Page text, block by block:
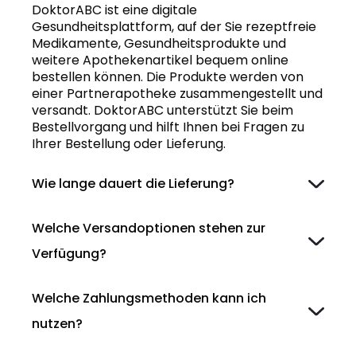
DoktorABC ist eine digitale
Gesundheitsplattform, auf der Sie rezeptfreie
Medikamente, Gesundheitsprodukte und
weitere Apothekenartikel bequem online
bestellen können. Die Produkte werden von
einer Partnerapotheke zusammengestellt und
versandt. DoktorABC unterstützt Sie beim
Bestellvorgang und hilft Ihnen bei Fragen zu
Ihrer Bestellung oder Lieferung.
Wie lange dauert die Lieferung?
Welche Versandoptionen stehen zur
Verfügung?
Welche Zahlungsmethoden kann ich
nutzen?